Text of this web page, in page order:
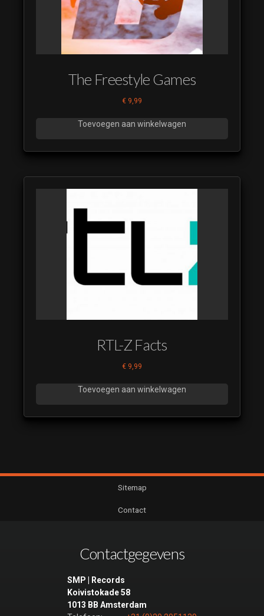
The Freestyle Games
€ 9,99
Toevoegen aan winkelwagen
RTL-Z Facts
€ 9,99
Toevoegen aan winkelwagen
Sitemap
Contact
Contactgegevens
SMP | Records
Koivistokade 58
1013 BB Amsterdam